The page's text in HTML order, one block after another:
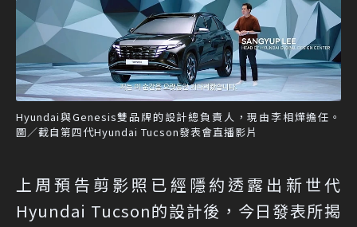
Hyundai與Genesis雙品牌的設計總負責人，現由李相燁擔任。
圖／截自第四代Hyundai Tucson發表會直播影片
上周預告剪影照已經隱約透露出新世代
Hyundai Tucson的設計後，今日發表所揭